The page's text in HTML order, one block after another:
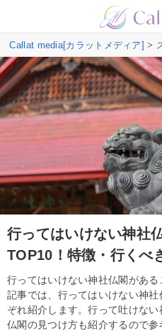
Callat media[カラットメディア] >
行ってはいけない神社
TOP10！特徴・行くべ
行ってはいけない神社仏閣があ
記事では、行ってはいけない神
ぞれ紹介します。行って吐けな
仏閣の見つけ方も紹介するので参